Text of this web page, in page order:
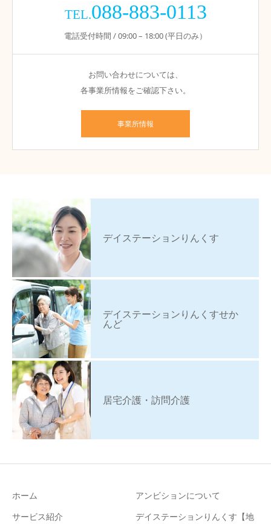
TEL.088-883-0113
電話受付時間 / 09:00 – 18:00 (平日のみ）
お問い合わせについては、
各事業所情報をご確認下さい。
事業所情報
デイステーションりんくす
デイステーションりんくすせか
んど
居宅介護・訪問介護
ホーム
アンビションについて
サービス紹介
デイステーションりんくす【地